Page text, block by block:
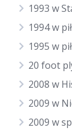
1993 w
1994 w
1995 w
20 foot
2008 w
2009 w
2009 w